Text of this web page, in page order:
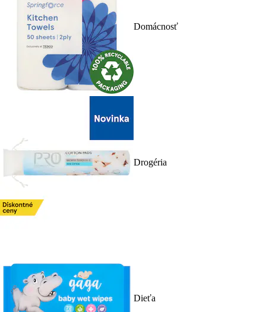
Domácnosť
Drogéria
Dieťa